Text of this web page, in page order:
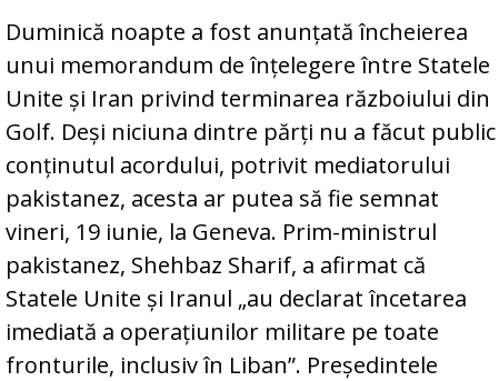
Duminică noapte a fost anunțată încheierea
unui memorandum de înțelegere între Statele
Unite și Iran privind terminarea războiului din
Golf. Deși niciuna dintre părți nu a făcut public
conținutul acordului, potrivit mediatorului
pakistanez, acesta ar putea să fie semnat
vineri, 19 iunie, la Geneva. Prim-ministrul
pakistanez, Shehbaz Sharif, a afirmat că
Statele Unite și Iranul „au declarat încetarea
imediată a operațiunilor militare pe toate
fronturile, inclusiv în Liban”. Președintele